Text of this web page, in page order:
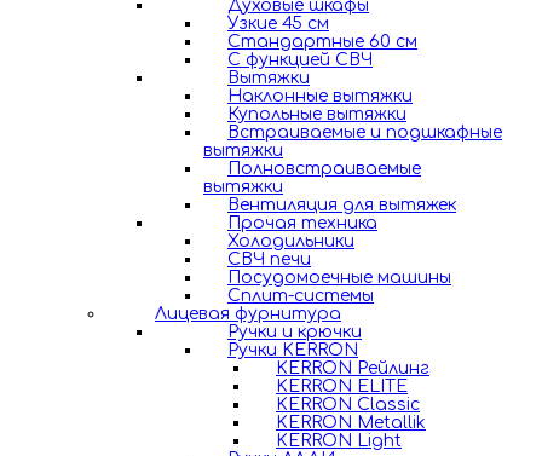
Духовые шкафы
Узкие 45 см
Стандартные 60 см
С функцией СВЧ
Вытяжки
Наклонные вытяжки
Купольные вытяжки
Встраиваемые и подшкафные
вытяжки
Полновстраиваемые
вытяжки
Вентиляция для вытяжек
Прочая техника
Холодильники
СВЧ печи
Посудомоечные машины
Сплит-системы
Лицевая фурнитура
Ручки и крючки
Ручки KERRON
KERRON Рейлинг
KERRON ELITE
KERRON Classic
KERRON Metallik
KERRON Light